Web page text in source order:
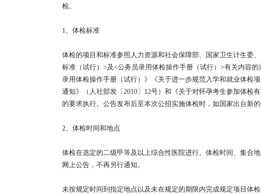
检。
1、体检标准
体检的项目和标准参照人力资源和社会保障部、国家卫生计生委
标准（试行）>及<公务员录用体检操作手册（试行）>有关内容
录用体检操作手册（试行）》《关于进一步规范入学和就业体检
通知》（人社部发〔2010〕12号）和《关于对怀孕考生参加体检
的要求执行。公告发布后至本次公招实施体检时，如国家出台新
2、体检时间和地点
体检在选定的二级甲等及以上综合性医院进行。体检时间、集合
网上公告，不再另行通知。
未按规定时间到指定地点以及未在规定的期限内完成规定项目体